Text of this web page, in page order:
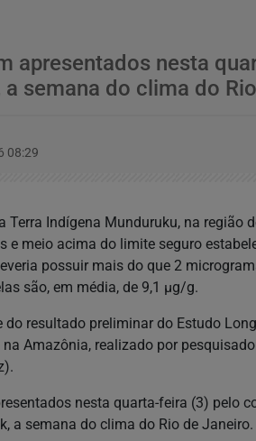
apresentados nesta
a semana do clima do
08:29
Terra Indígena Munduruku, na região
e meio acima do limite seguro
possuir mais do que 2
são, em média, de 9,1 µg/g.
do resultado preliminar do Estudo
Amazônia, realizado por
nesta quarta-feira (3) pelo
a semana do clima do Rio de Janeiro.